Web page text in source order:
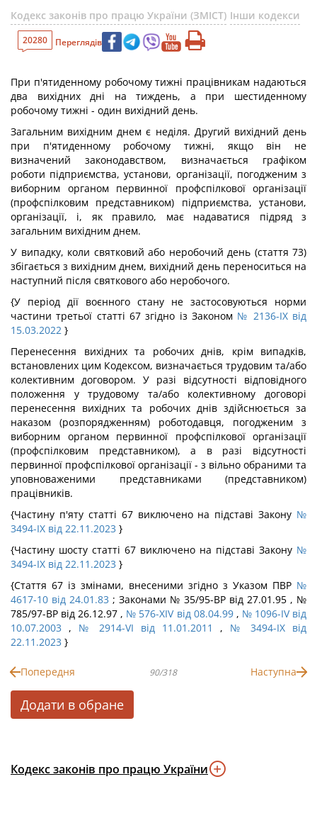
Кодекс законів про працю України (ЗМІСТ) Інши кодекси
20280 Переглядів
При п'ятиденному робочому тижні працівникам надаються
два вихідних дні на тиждень, а при шестиденному
робочому тижні - один вихідний день.
Загальним вихідним днем є неділя. Другий вихідний день
при п'ятиденному робочому тижні, якщо він не
визначений законодавством, визначається графіком
роботи підприємства, установи, організації, погодженим з
виборним органом первинної профспілкової організації
(профспілковим представником) підприємства, установи,
організації, і, як правило, має надаватися підряд з
загальним вихідним днем.
У випадку, коли святковий або неробочий день (стаття 73)
збігається з вихідним днем, вихідний день переноситься на
наступний після святкового або неробочого.
{У період дії воєнного стану не застосовуються норми
частини третьої статті 67 згідно із Законом № 2136-IX від
15.03.2022 }
Перенесення вихідних та робочих днів, крім випадків,
встановлених цим Кодексом, визначається трудовим та/або
колективним договором. У разі відсутності відповідного
положення у трудовому та/або колективному договорі
перенесення вихідних та робочих днів здійснюється за
наказом (розпорядженням) роботодавця, погодженим з
виборним органом первинної профспілкової організації
(профспілковим представником), а в разі відсутності
первинної профспілкової організації - з вільно обраними та
уповноваженими представниками (представником)
працівників.
{Частину п'яту статті 67 виключено на підставі Закону №
3494-IX від 22.11.2023 }
{Частину шосту статті 67 виключено на підставі Закону №
3494-IX від 22.11.2023 }
{Стаття 67 із змінами, внесеними згідно з Указом ПВР №
4617-10 від 24.01.83 ; Законами № 35/95-ВР від 27.01.95 , №
785/97-ВР від 26.12.97 , № 576-XIV від 08.04.99, № 1096-IV від
10.07.2003 , № 2914-VI від 11.01.2011 , № 3494-IX від
22.11.2023 }
Попередня 90/318 Наступна
Додати в обране
Кодекс законів про працю України